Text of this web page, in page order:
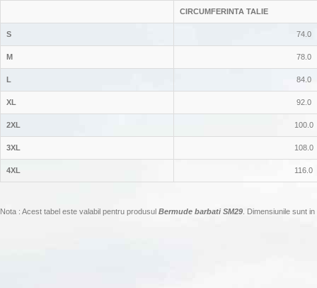
CIRCUMFERINTA TALIE
S 74.0
M 78.0
L 84.0
XL 92.0
2XL 100.0
3XL 108.0
4XL 116.0
Nota : Acest tabel este valabil pentru produsul Bermude barbati SM29 . Dimensiunile sunt